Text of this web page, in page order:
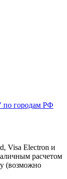
по городам РФ
Visa Electron и
расчетом
(возможно